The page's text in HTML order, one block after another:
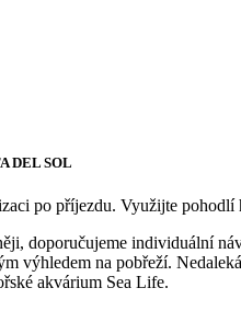
DEL SOL
po příjezdu. Využijte pohodlí
doporučujeme individuální
výhledem na pobřeží.
akvárium Sea Life.